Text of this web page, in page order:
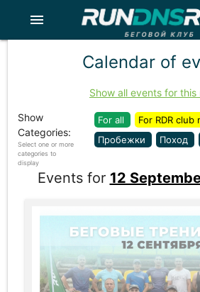
menu
Calendar of
Show all events for this
Show
Categories:
Select one or more
categories to
display
For all For RDR club
Пробежки
Поход
Events for 12